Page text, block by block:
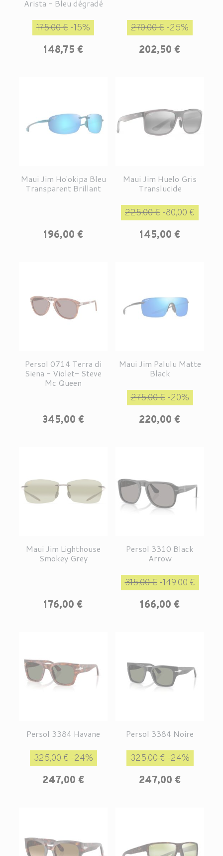
Arista - Bleu dégradé
Prix de base
175,00 € -15%
148,75 €
Prix de base
270,00 € -25%
202,50 €
Maui Jim Ho'okipa Bleu
Transparent Brillant
Prix
196,00 €
Maui Jim Huelo Gris
Translucide
Prix de base
225,00 € -80,00 €
145,00 €
Persol 0714 Terra di
Siena - Violet- Steve
Mc Queen
Prix
345,00 €
Maui Jim Palulu Matte
Black
Prix de base
275,00 €-20%
220,00 €
Maui Jim Lighthouse
Smokey Grey
Prix
176,00 €
Persol 3310 Black
Arrow
Prix de base
315,00 €-149,00 €
166,00 €
Persol 3384 Havane
Prix de base
325,00 €-24%
247,00 €
Persol 3384 Noire
Prix de base
325,00 €-24%
247,00 €